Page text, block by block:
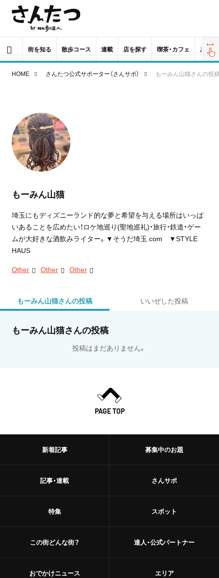
街を知る 散歩コース 連載 店を探す 喫茶・カフェ 居酒屋
HOME さんたつ公式サポーター（さんサポ） もーみん山猫さんの投
もーみん山猫
埼玉にもディズニーランド的な夢と希望を与える場所はいっぱ
いあることを広めたい！ロケ地巡り(聖地巡礼)・旅行・鉄道・ゲー
ムが大好きな酒飲みライター。▼そうだ埼玉.com ▼STYLE
HAUS
Other
Other Other
もーみん山猫さんの投稿 いいぜした投稿
もーみん山猫さんの投稿
投稿はまだありません。
PAGE TOP
新着記事
記事・連載
特集
この街どんな街？
おでかけニュース
募集中のお題
さんサポ
スポット
達人・公式パートナー
エリア